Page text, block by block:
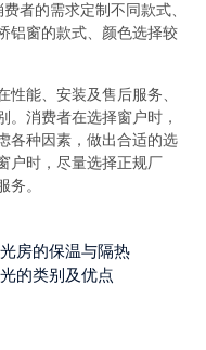
者的需求定制不同款式、
铝窗的款式、颜色选择较
能、安装及售后服务、
。消费者在选择窗户时，
各种因素，做出合适的选
户时，尽量选择正规厂
。
房的保温与隔热
的类别及优点